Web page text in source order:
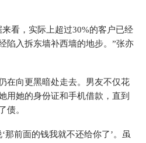
看，实际上超过30%的客户已经
陷入拆东墙补西墙的地步。”张亦
在向更黑暗处走去。男友不仅花
用她的身份证和手机借款，直到
债。
那前面的钱我就不还给你了’。虽